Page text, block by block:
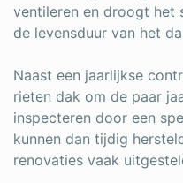
ventileren en droogt het
de levensduur van het
Naast een jaarlijkse
rieten dak om de paar
inspecteren door een
kunnen dan tijdig
renovaties vaak